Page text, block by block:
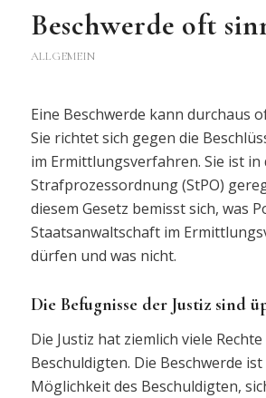
Beschwerde oft
ALLGEMEIN
Eine Beschwerde kann durchaus
Sie richtet sich gegen die
im Ermittlungsverfahren. Sie ist in
Strafprozessordnung (StPO)
diesem Gesetz bemisst sich, was
Staatsanwaltschaft im
dürfen und was nicht.
Die Befugnisse der Justiz sind
Die Justiz hat ziemlich viele
Beschuldigten. Die Beschwerde
Möglichkeit des Beschuldigten,